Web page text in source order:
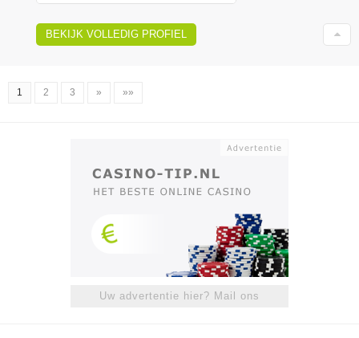
BEKIJK VOLLEDIG PROFIEL
1 2 3 » »»
Uw advertentie hier? Mail ons